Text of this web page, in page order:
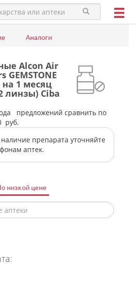
Аналоги
Alcon Air
GEMSTONE
на 1 месяц
линзы) Ciba
обл)
предложений сравнить по
руб.
препарата уточняйте
аптек.
низкой цене